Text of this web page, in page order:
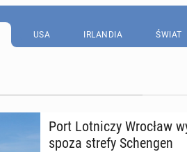
USA IRLANDIA ŚWIAT
Port Lot­ni­czy Wrocław
spoza strefy Schen­gen